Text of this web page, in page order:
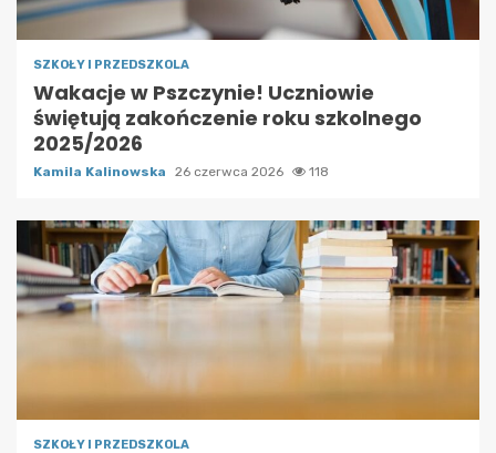
SZKOŁY I PRZEDSZKOLA
Wakacje w Pszczynie! Uczniowie
świętują zakończenie roku szkolnego
2025/2026
Kamila Kalinowska 26 czerwca 2026 118
SZKOŁY I PRZEDSZKOLA